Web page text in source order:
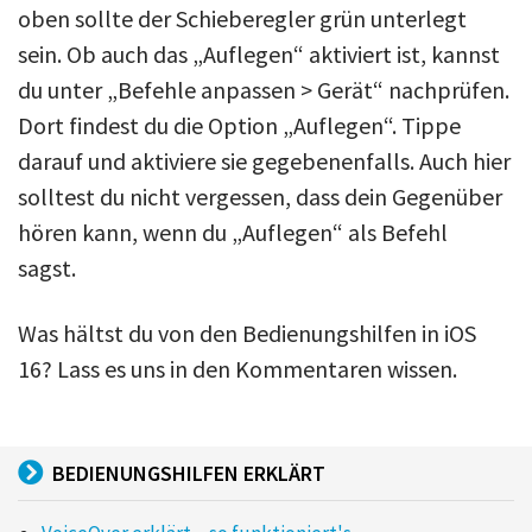
oben sollte der Schieberegler grün unterlegt
sein. Ob auch das „Auflegen“ aktiviert ist, kannst
du unter „Befehle anpassen > Gerät“ nachprüfen.
Dort findest du die Option „Auflegen“. Tippe
darauf und aktiviere sie gegebenenfalls. Auch hier
solltest du nicht vergessen, dass dein Gegenüber
hören kann, wenn du „Auflegen“ als Befehl
sagst.
Was hältst du von den Bedienungshilfen in iOS
16? Lass es uns in den Kommentaren wissen.
BEDIENUNGSHILFEN ERKLÄRT